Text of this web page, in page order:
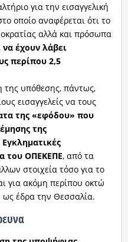
για την εισαγγελική
οποίο αναφέρεται ότι το
αλλά και πρόσωπα
έχουν λάβει
περίπου 2,5
της υπόθεσης, πάντως,
εισαγγελείς να τους
της «εφόδου» που
της
του ΟΠΕΚΕΠΕ, από τα
στοιχεία τόσο για το
για ακόμη περίπου οκτώ
έδρα την Θεσσαλία.